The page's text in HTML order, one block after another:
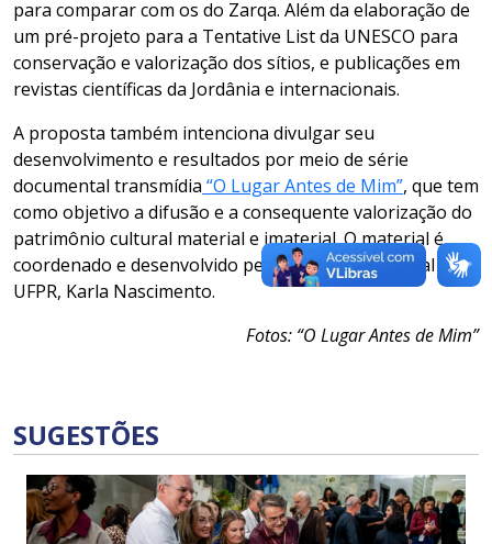
para comparar com os do Zarqa. Além da elaboração de
um pré-projeto para a Tentative List da UNESCO para
conservação e valorização dos sítios, e publicações em
revistas científicas da Jordânia e internacionais.
A proposta também intenciona divulgar seu
desenvolvimento e resultados por meio de série
documental transmídia “O Lugar Antes de Mim”, que tem
como objetivo a difusão e a consequente valorização do
patrimônio cultural material e imaterial. O material é
coordenado e desenvolvido pela produtora cultural da
UFPR, Karla Nascimento.
Fotos: “O Lugar Antes de Mim”
SUGESTÕES